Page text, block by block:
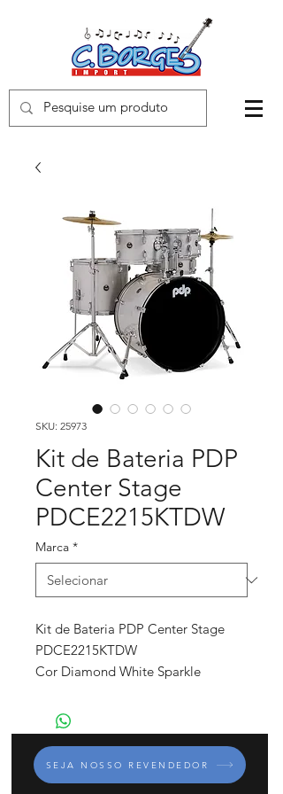
SKU: 25973
Kit de Bateria PDP
Center Stage
PDCE2215KTDW
Marca *
Kit de Bateria PDP Center Stage
PDCE2215KTDW
Cor Diamond White Sparkle
Experimente o poderoso e suave
calor extremo do álamo (poplar).
Aprecie a aparência atraente e a
incrível durabilidade dos
SEJA NOSSO REVENDEDOR